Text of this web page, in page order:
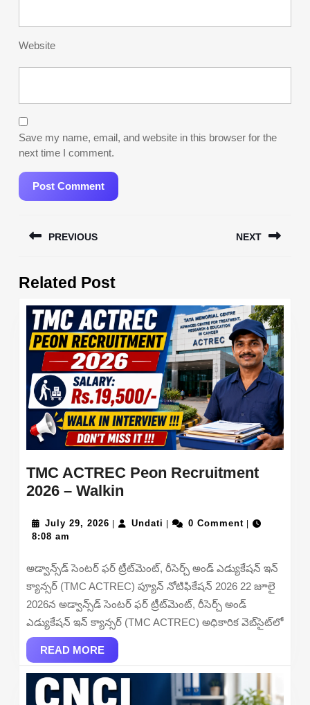
Website
Save my name, email, and website in this browser for the
next time I comment.
navigation
PREVIOUS
post:
NEXT
Related Post
TMC ACTREC Peon Recruitment
2026 – Walkin
Peon
2026
–
Walkin
July 29, 2026 July
Undati Undati0 Comment
8:08 am
అడ్వాన్స్‌డ్ సెంటర్ ఫర్ ట్రీట్‌మెంట్, రీసెర్చ్ అండ్ ఎడ్యుకేషన్ ఇన్
క్యాన్సర్ (TMC ACTREC) ప్యూన్ నోటిఫికేషన్ 2026 22 జూలై
2026న అడ్వాన్స్‌డ్ సెంటర్ ఫర్ ట్రీట్‌మెంట్, రీసెర్చ్ అండ్
ఎడ్యుకేషన్ ఇన్ క్యాన్సర్ (TMC ACTREC) అధికారిక వెబ్‌సైట్‌లో
READ MOREREAD
MORE